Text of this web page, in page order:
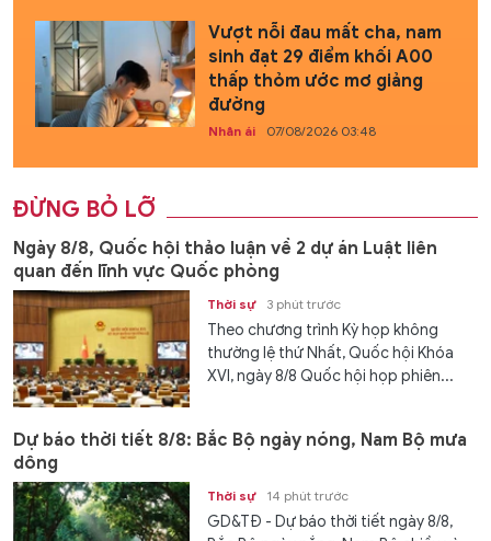
Vượt nỗi đau mất cha, nam
sinh đạt 29 điểm khối A00
thấp thỏm ước mơ giảng
đường
Nhân ái 07/08/2026 03:48
ĐỪNG BỎ LỠ
Ngày 8/8, Quốc hội thảo luận về 2 dự án Luật liên
quan đến lĩnh vực Quốc phòng
Thời sự 3 phút trước
Theo chương trình Kỳ họp không
thường lệ thứ Nhất, Quốc hội Khóa
XVI, ngày 8/8 Quốc hội họp phiên...
Dự báo thời tiết 8/8: Bắc Bộ ngày nóng, Nam Bộ mưa
dông
Thời sự 14 phút trước
GD&TĐ - Dự báo thời tiết ngày 8/8,